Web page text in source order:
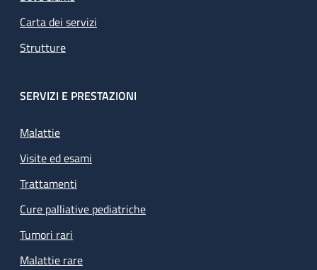
Carta dei servizi
Strutture
SERVIZI E PRESTAZIONI
Malattie
Visite ed esami
Trattamenti
Cure palliative pediatriche
Tumori rari
Malattie rare